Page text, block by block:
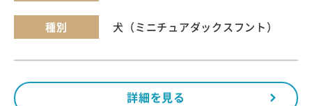
種別 犬（ミニチュアダックスフント）
詳細を見る